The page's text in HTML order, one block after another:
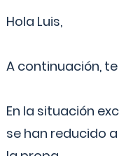
Hola Luis,
A continuación,
En la situación
se han reducido